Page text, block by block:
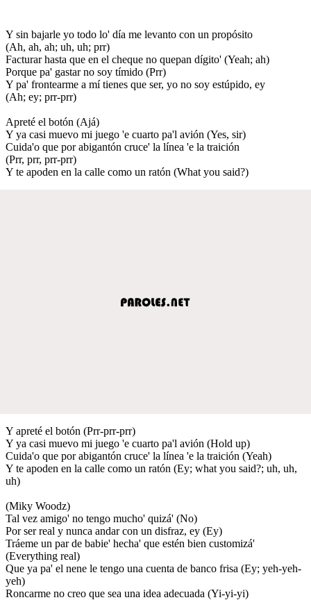
Y sin bajarle yo todo lo' día me levanto con un propósito
(Ah, ah, ah; uh, uh; prr)
Facturar hasta que en el cheque no quepan dígito' (Yeah; ah)
Porque pa' gastar no soy tímido (Prr)
Y pa' frontearme a mí tienes que ser, yo no soy estúpido, ey
(Ah; ey; prr-prr)
Apreté el botón (Ajá)
Y ya casi muevo mi juego 'e cuarto pa'l avión (Yes, sir)
Cuida'o que por abigantón cruce' la línea 'e la traición
(Prr, prr, prr-prr)
Y te apoden en la calle como un ratón (What you said?)
Y apreté el botón (Prr-prr-prr)
Y ya casi muevo mi juego 'e cuarto pa'l avión (Hold up)
Cuida'o que por abigantón cruce' la línea 'e la traición (Yeah)
Y te apoden en la calle como un ratón (Ey; what you said?; uh, uh,
uh)
(Miky Woodz)
Tal vez amigo' no tengo mucho' quizá' (No)
Por ser real y nunca andar con un disfraz, ey (Ey)
Tráeme un par de babie' hecha' que estén bien customizá'
(Everything real)
Que ya pa' el nene le tengo una cuenta de banco frisa (Ey; yeh-yeh-
yeh)
Roncarme no creo que sea una idea adecuada (Yi-yi-yi)